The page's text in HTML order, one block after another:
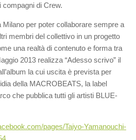
compagni di Crew.
per poter collaborare sempre a
membri del collettivo in un progetto
una realtà di contenuto e forma tra
2013 realizza “Adesso scrivo” il
la cui uscita è prevista per
della MACROBEATS, la label
che pubblica tutti gli artisti BLUE-
pages/Taiyo-Yamanouchi-